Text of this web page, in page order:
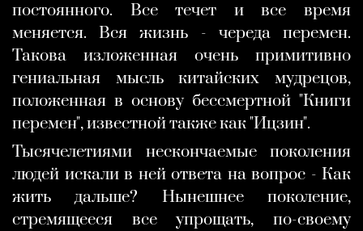
постоянного. Все течет и все время
меняется. Вся жизнь - череда перемен.
Такова изложенная очень примитивно
гениальная мысль китайских мудрецов,
положенная в основу бессмертной "Книги
перемен", известной также как "Ицзин".
Тысячелетиями нескончаемые поколения
людей искали в ней ответа на вопрос - Как
жить дальше? Нынешнее поколение,
стремящееся все упрощать, по-своему